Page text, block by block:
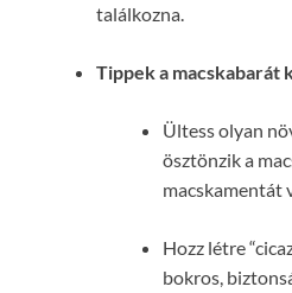
találkozna.
Tippek a macskabarát
Ültess olyan
ösztönzik a
macskamentát
Hozz létre
bokros,